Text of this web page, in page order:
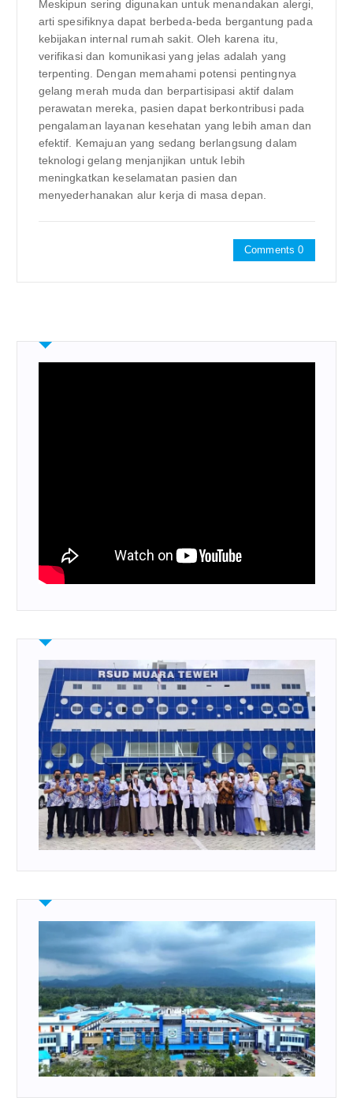
Meskipun sering digunakan untuk menandakan alergi,
arti spesifiknya dapat berbeda-beda bergantung pada
kebijakan internal rumah sakit. Oleh karena itu,
verifikasi dan komunikasi yang jelas adalah yang
terpenting. Dengan memahami potensi pentingnya
gelang merah muda dan berpartisipasi aktif dalam
perawatan mereka, pasien dapat berkontribusi pada
pengalaman layanan kesehatan yang lebih aman dan
efektif. Kemajuan yang sedang berlangsung dalam
teknologi gelang menjanjikan untuk lebih
meningkatkan keselamatan pasien dan
menyederhanakan alur kerja di masa depan.
Comments 0